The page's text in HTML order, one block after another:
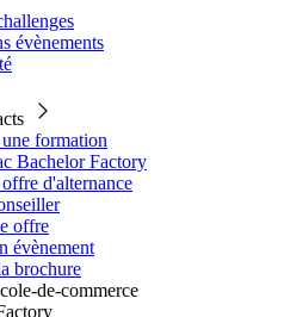
évènements
formation
Bachelor Factory
d'alternance
offre
évènement
brochure